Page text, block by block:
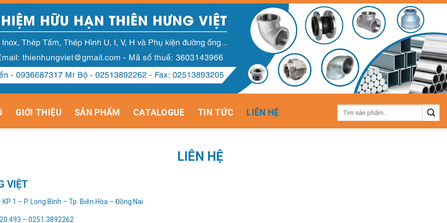
GIỚI THIỆU SẢN PHẨM CATALOGUE TIN TỨC LIÊN HỆ
Tìm
LIÊN HỆ
VIỆT
1 – P. Long Bình – Tp. Biên Hòa – Đồng Nai
– 0251.3892262